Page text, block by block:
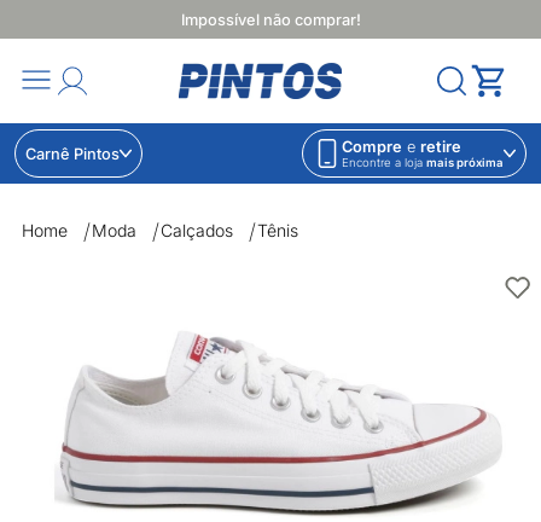
Impossível não comprar!
Carnê Pintos Compre e retire
Encontre a loja mais próxima
Home Moda Calçados Tênis